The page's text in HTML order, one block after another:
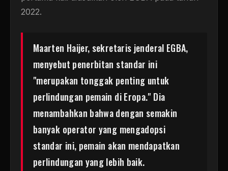
2022.
Maarten Haijer, sekretaris jenderal EGBA,
menyebut penerbitan standar ini
"merupakan tonggak penting untuk
perlindungan pemain di Eropa." Dia
menambahkan bahwa dengan semakin
banyak operator yang mengadopsi
standar ini, pemain akan mendapatkan
perlindungan yang lebih baik.